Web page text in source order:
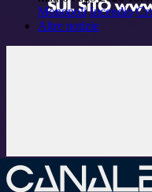
Monopoli Incendio
Altre notizie